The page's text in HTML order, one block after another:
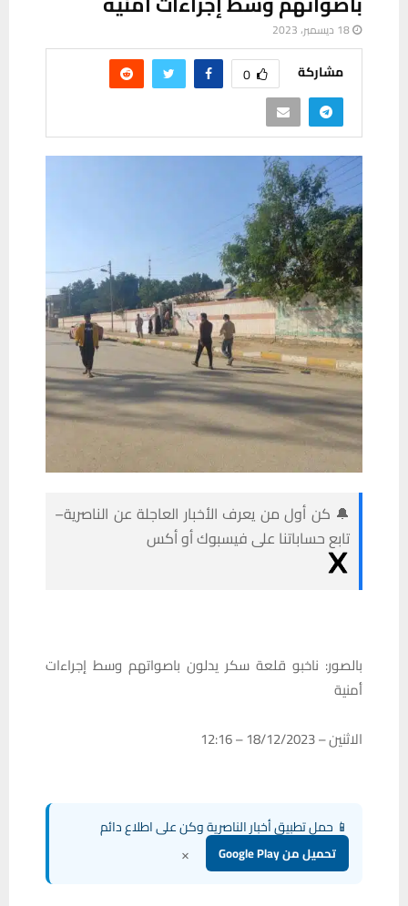
18 ديسمبر، 2023
مشاركة 0
🔔 كن أول من يعرف الأخبار العاجلة عن الناصرية–
تابع حساباتنا على فيسبوك أو أكس
‎‏بالصور: ناخبو قلعة سكر يدلون باصواتهم وسط إجراءات
أمنية‏‎
الاثنين – 18/12/2023 – 12:16
📱 حمل تطبيق أخبار الناصرية وكن على اطلاع دائم
تحميل من Google Play ×